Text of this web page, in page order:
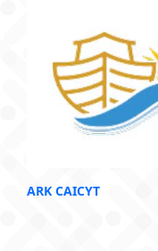
ARK CAICYT